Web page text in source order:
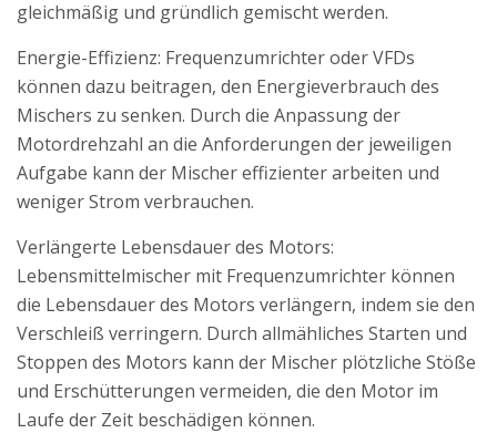
gleichmäßig und gründlich gemischt werden.
Energie-Effizienz: Frequenzumrichter oder VFDs
können dazu beitragen, den Energieverbrauch des
Mischers zu senken. Durch die Anpassung der
Motordrehzahl an die Anforderungen der jeweiligen
Aufgabe kann der Mischer effizienter arbeiten und
weniger Strom verbrauchen.
Verlängerte Lebensdauer des Motors:
Lebensmittelmischer mit Frequenzumrichter können
die Lebensdauer des Motors verlängern, indem sie den
Verschleiß verringern. Durch allmähliches Starten und
Stoppen des Motors kann der Mischer plötzliche Stöße
und Erschütterungen vermeiden, die den Motor im
Laufe der Zeit beschädigen können.